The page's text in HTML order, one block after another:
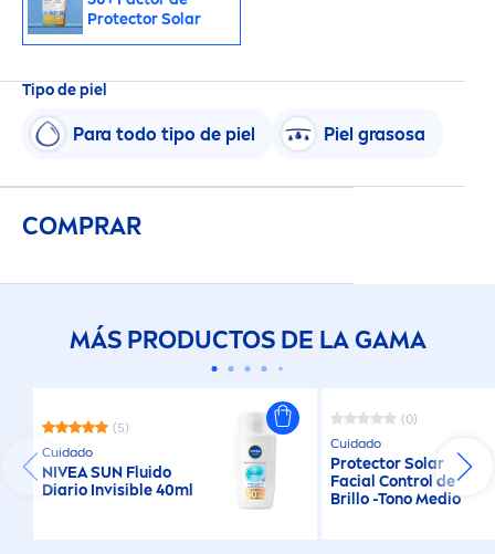
Protector Solar
Tipo de piel
Para todo tipo de piel Piel grasosa
COMPRAR
MÁS PRODUCTOS DE LA GAMA
(5)
Cuidado
NIVEASUN Fluido
Diario Invisible 40ml
(0)
Cuidado
Protector Solar
Facial Control de
Brillo -Tono Medio